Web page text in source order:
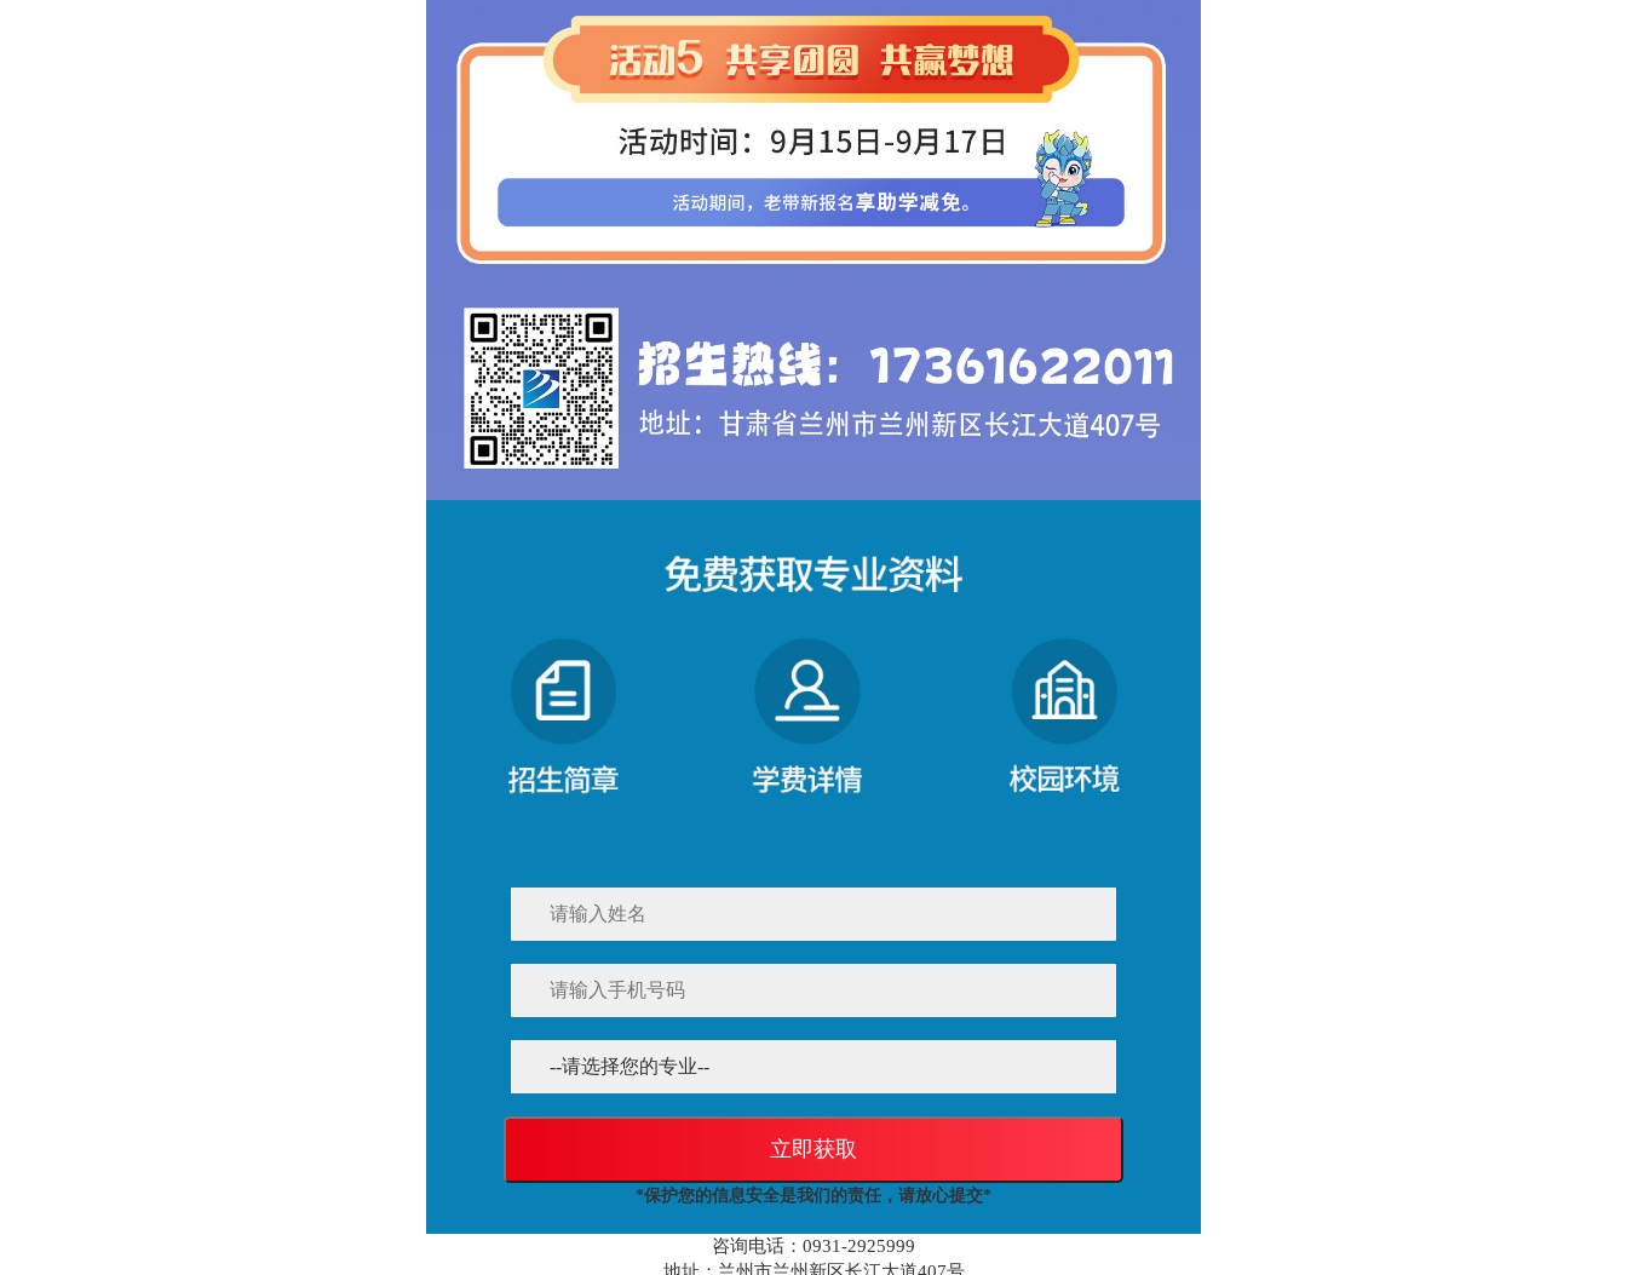
立即获取
*保护您的信息安全是我们的责任，请放心提交*
咨询电话：0931-2925999